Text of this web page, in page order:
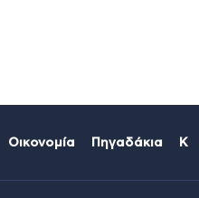
Οικονομία Πηγαδάκια